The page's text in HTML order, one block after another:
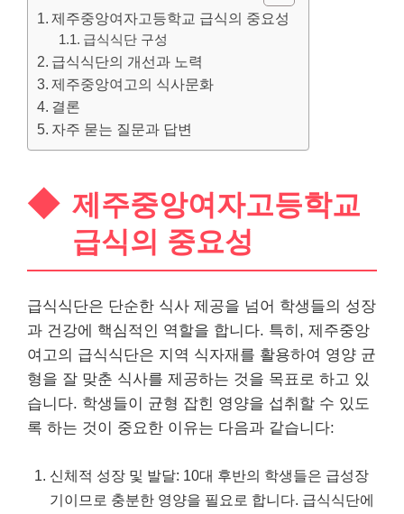
제주중앙여자고등학교 급식의 중요성
급식식단 구성
급식식단의 개선과 노력
제주중앙여고의 식사문화
결론
자주 묻는 질문과 답변
제주중앙여자고등학교
급식의 중요성
급식식단은 단순한 식사 제공을 넘어 학생들의 성장
과 건강에 핵심적인 역할을 합니다. 특히, 제주중앙
여고의 급식식단은 지역 식자재를 활용하여 영양 균
형을 잘 맞춘 식사를 제공하는 것을 목표로 하고 있
습니다. 학생들이 균형 잡힌 영양을 섭취할 수 있도
록 하는 것이 중요한 이유는 다음과 같습니다:
신체적 성장 및 발달: 10대 후반의 학생들은 급성장
기이므로 충분한 영양을 필요로 합니다. 급식식단에